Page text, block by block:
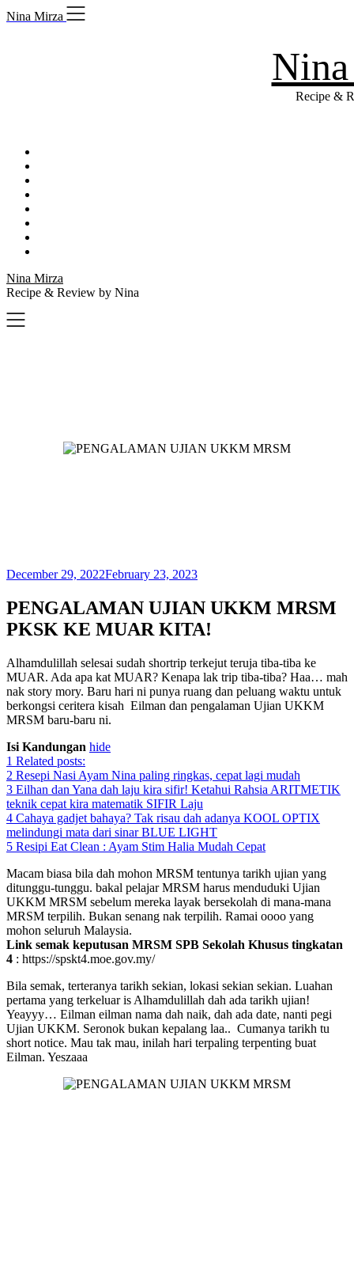
Skip
to
Nina Mirza
Recipe &
Nina Mirza
Recipe & Review by Nina
December 29, 2022February 23, 2023
PENGALAMAN UJIAN UKKM MRSM
PKSK KE MUAR KITA!
Alhamdulillah selesai sudah shortrip terkejut teruja tiba-tiba ke
MUAR. Ada apa kat MUAR? Kenapa lak trip tiba-tiba? Haa… mah
nak story mory. Baru hari ni punya ruang dan peluang waktu untuk
berkongsi ceritera kisah Eilman dan pengalaman Ujian UKKM
MRSM baru-baru ni.
Isi Kandungan hide
1 Related posts:
2 Resepi Nasi Ayam Nina paling ringkas, cepat lagi mudah
3 Eilhan dan Yana dah laju kira sifir! Ketahui Rahsia ARITMETIK
teknik cepat kira matematik SIFIR Laju
4 Cahaya gadjet bahaya? Tak risau dah adanya KOOL OPTIX
melindungi mata dari sinar BLUE LIGHT
5 Resipi Eat Clean : Ayam Stim Halia Mudah Cepat
Macam biasa bila dah mohon MRSM tentunya tarikh ujian yang
ditunggu-tunggu. bakal pelajar MRSM harus menduduki Ujian
UKKM MRSM sebelum mereka layak bersekolah di mana-mana
MRSM terpilih. Bukan senang nak terpilih. Ramai oooo yang
mohon seluruh Malaysia.
Link semak keputusan MRSM SPB Sekolah Khusus tingkatan
4 : https://spskt4.moe.gov.my/
Bila semak, terteranya tarikh sekian, lokasi sekian sekian. Luahan
pertama yang terkeluar is Alhamdulillah dah ada tarikh ujian!
Yeayyy… Eilman eilman nama dah naik, dah ada date, nanti pegi
Ujian UKKM. Seronok bukan kepalang laa.. Cumanya tarikh tu
short notice. Mau tak mau, inilah hari terpaling terpenting buat
Eilman. Yeszaaa